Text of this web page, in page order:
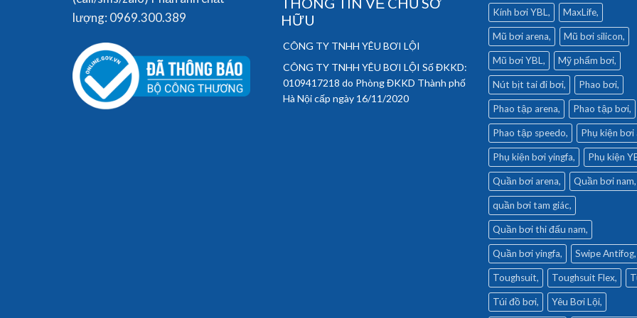
lượng: 0969.300.389
HỮU
CÔNG TY TNHH YÊU BƠI LỘI
CÔNG TY TNHH YÊU BƠI LỘI Số ĐKKD:
0109417218 do Phòng ĐKKD Thành phố
Hà Nội cấp ngày 16/11/2020
Kính bơi YBL MaxLife
Mũ bơi arena Mũ bơi silicon
Mũ bơi YBL Mỹ phẩm bơi
Nút bịt tai đi bơi Phao bơi
Phao tập arena Phao tập bơi
Phao tập speedo Phụ kiện bơi
Phụ kiện bơi yingfa Phụ kiện
Quần bơi arena Quần bơi nam
quần bơi tam giác
Quần bơi thi đấu nam
Quần bơi yingfa Swipe Antifog
Toughsuit Toughsuit Flex
Túi đồ bơi Yêu Bơi Lội